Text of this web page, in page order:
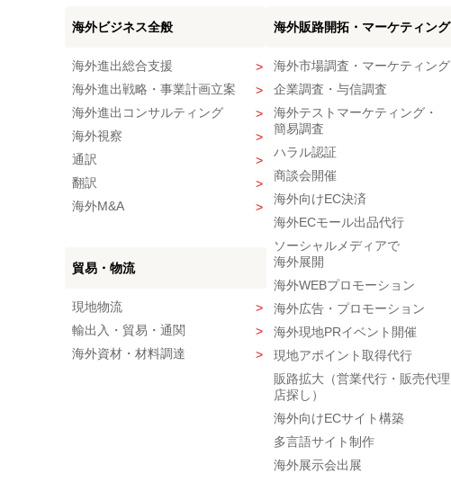
海外ビジネス全般
海外進出総合支援
海外進出戦略・事業計画立案
海外進出コンサルティング
海外視察
通訳
翻訳
海外M&A
貿易・物流
現地物流
輸出入・貿易・通関
海外資材・材料調達
海外販路開拓・マーケティング
海外市場調査・マーケティング
企業調査・与信調査
海外テストマーケティング・
簡易調査
ハラル認証
商談会開催
海外向けEC決済
海外ECモール出品代行
ソーシャルメディアで
海外展開
海外WEBプロモーション
海外広告・プロモーション
海外現地PRイベント開催
現地アポイント取得代行
販路拡大（営業代行・販売代理
店探し）
海外向けECサイト構築
多言語サイト制作
海外展示会出展